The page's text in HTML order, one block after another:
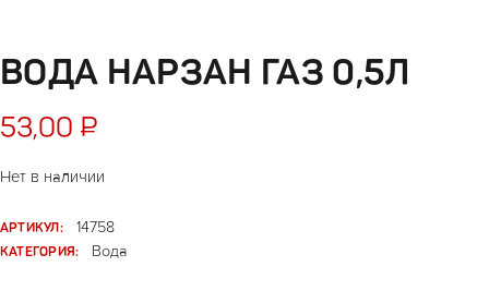
ВОДА НАРЗАН ГАЗ 0,5Л
53,00 ₽
Нет в наличии
АРТИКУЛ:
14758
КАТЕГОРИЯ:
Вода